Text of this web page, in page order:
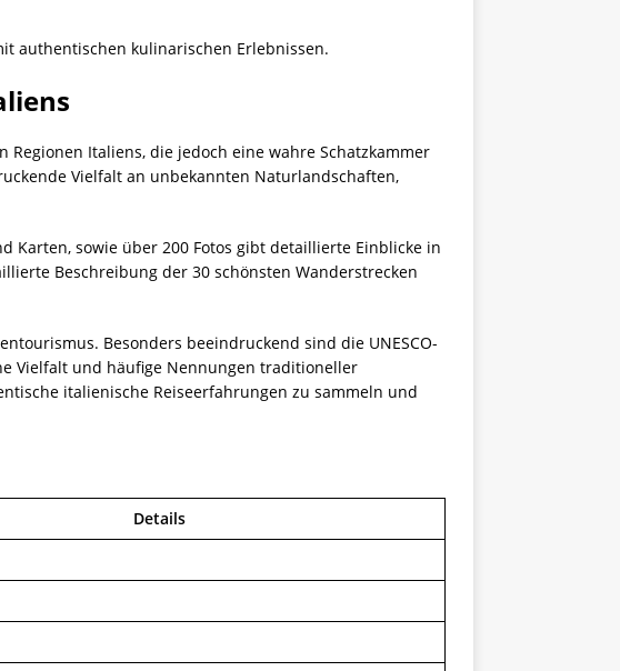
authentischen kulinarischen Erlebnissen.
Italiens, die jedoch eine wahre Schatzkammer
Vielfalt an unbekannten Naturlandschaften,
Karten, sowie über 200 Fotos gibt detaillierte Einblicke in
Beschreibung der 30 schönsten Wanderstrecken
Besonders beeindruckend sind die UNESCO-
Vielfalt und häufige Nennungen traditioneller
italienische Reiseerfahrungen zu sammeln und
Details